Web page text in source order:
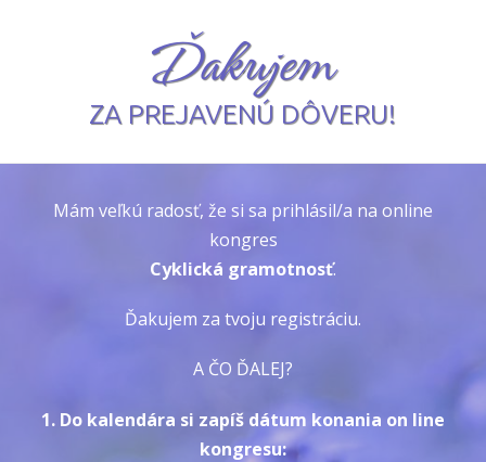
Ďakujem
ZA PREJAVENÚ DÔVERU!
Mám veľkú radosť, že si sa prihlásil/a na online
kongres
Cyklická gramotnosť.
Ďakujem za tvoju registráciu.
A ČO ĎALEJ?
1. Do kalendára si zapíš dátum konania on line
kongresu: